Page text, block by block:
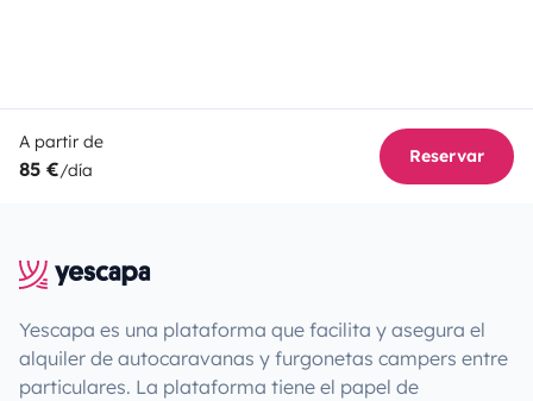
A partir de
85 €/día
Reservar
Yescapa es una plataforma que facilita y asegura el
alquiler de autocaravanas y furgonetas campers entre
particulares. La plataforma tiene el papel de